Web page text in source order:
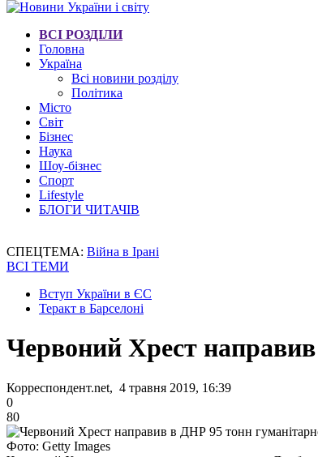
ВСІ РОЗДІЛИ
Головна
Україна
Всі новини розділу
Політика
Місто
Світ
Бізнес
Наука
Шоу-бізнес
Спорт
Lifestyle
БЛОГИ ЧИТАЧІВ
СПЕЦТЕМА: Війна в Ірані
ВСІ ТЕМИ
Вступ України в ЄС
Теракт в Барселоні
Червоний Хрест
Корреспондент.net, 4 травня 2019, 16:39
0
80
Фото: Getty Images